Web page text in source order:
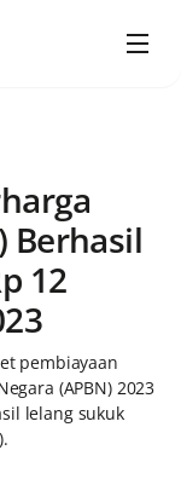
Berhasil
12
pembiayaan
(APBN) 2023
lelang sukuk